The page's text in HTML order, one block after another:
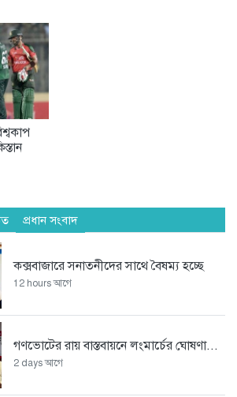
প্রধান সংবাদ
কক্সবাজারে সনাতনীদের সাথে বৈষম্য হচ্ছে
12 hours আগে
গণভোটের রায় বাস্তবায়নে লংমার্চের ঘোষণা...
2 days আগে